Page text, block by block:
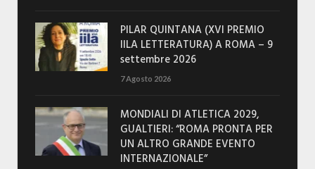
PILAR QUINTANA (XVI PREMIO
IILA LETTERATURA) A ROMA – 9
settembre 2026
7 Agosto 2026
MONDIALI DI ATLETICA 2029,
GUALTIERI: “ROMA PRONTA PER
UN ALTRO GRANDE EVENTO
INTERNAZIONALE”